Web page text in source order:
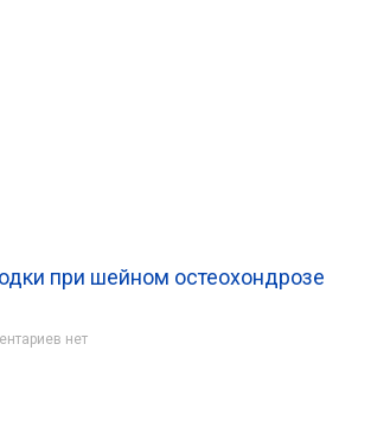
при шейном остеохондрозе
нет